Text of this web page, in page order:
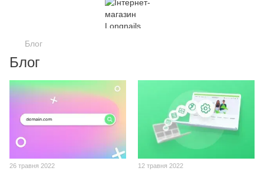
Блог
Блог
26 травня 2022 12 травня 2022